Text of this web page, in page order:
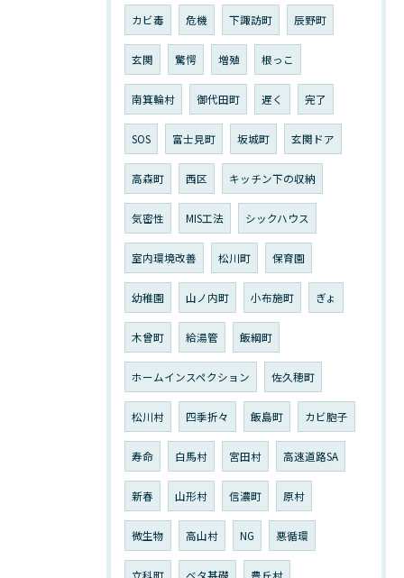
カビ毒 危機 下諏訪町 辰野町
玄関 驚愕 増殖 根っこ
南箕輪村 御代田町 遅く 完了
SOS 富士見町 坂城町 玄関ドア
高森町 西区 キッチン下の収納
気密性 MIS工法 シックハウス
室内環境改善 松川町 保育園
幼稚園 山ノ内町 小布施町 ぎょ
木曾町 給湯管 飯綱町
ホームインスペクション 佐久穂町
松川村 四季折々 飯島町 カビ胞子
寿命 白馬村 宮田村 高速道路SA
新春 山形村 信濃町 原村
微生物 高山村 NG 悪循環